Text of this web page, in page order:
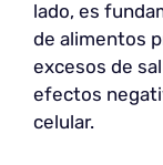
lado, es
de alimentos
excesos de
efectos
celular.